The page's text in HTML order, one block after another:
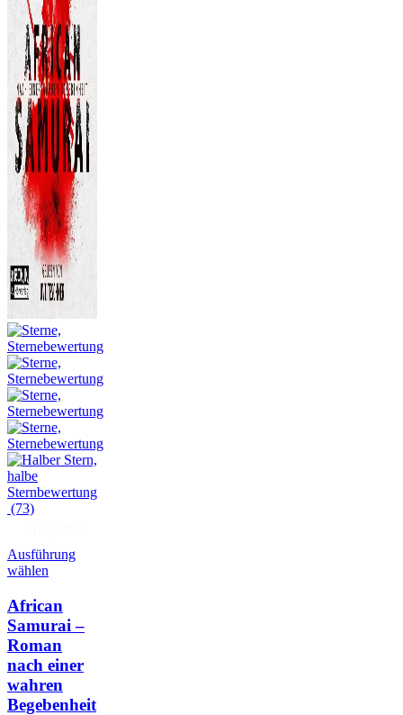
(73)
Ausführung
wählen
African
Samurai –
Roman
nach einer
wahren
Begebenheit